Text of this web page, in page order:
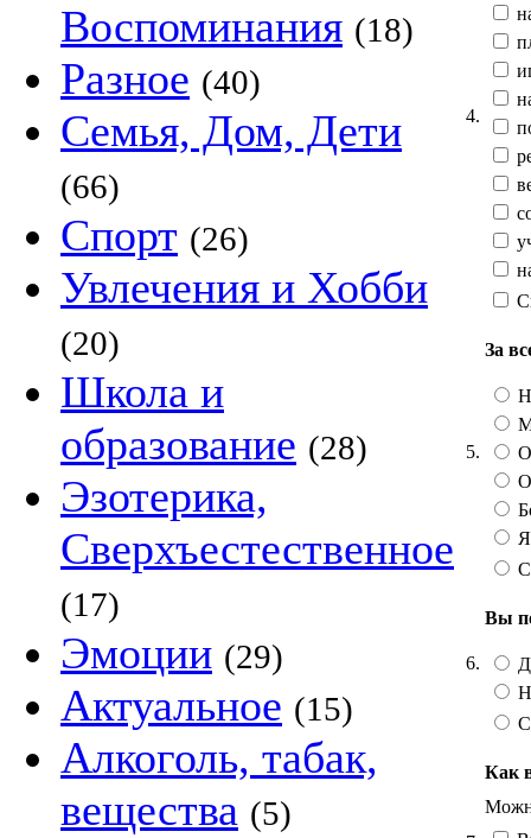
Воспоминания (18)
Разное (40)
Семья, Дом, Дети
(66)
Спорт (26)
Увлечения и Хобби
(20)
Школа и
образование (28)
Эзотерика,
Сверхъестественное
(17)
Эмоции (29)
Актуальное (15)
Алкоголь, табак,
вещества (5)
4.
5.
За
6.
Вы
Как